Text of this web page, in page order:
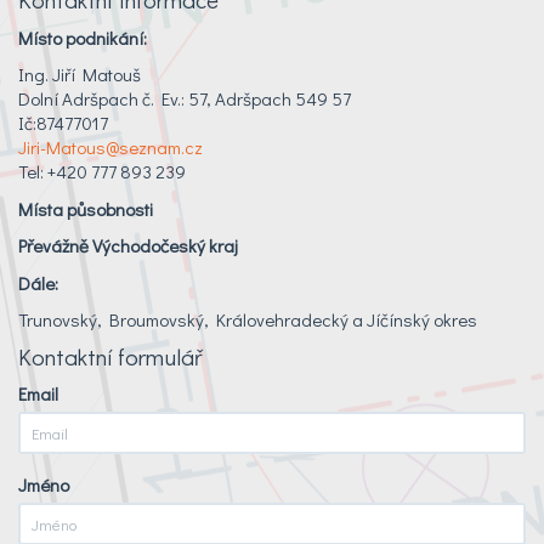
Místo podnikání:
Ing. Jiří Matouš
Dolní Adršpach č. Ev.: 57, Adršpach 549 57
Ič:87477017
Jiri-Matous@seznam.cz
Tel: +420 777 893 239
Místa působnosti
Převážně Východočeský kraj
Dále:
Trunovský, Broumovský, Královehradecký a Jíčínský okres
Kontaktní formulář
Email
Jméno